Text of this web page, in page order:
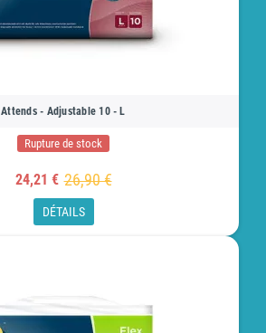
Attends - Adjustable 10 - L
Rupture de stock
24,21 € 26,90 €
DÉTAILS